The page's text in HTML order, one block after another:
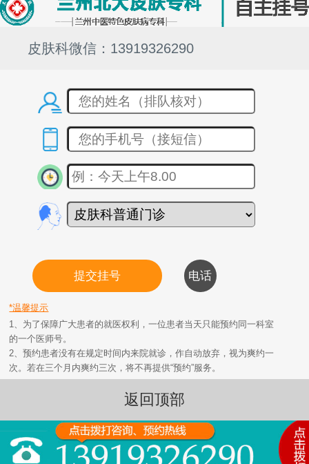
皮肤科微信：13919326290
*温馨提示
1、为了保障广大患者的就医权利，一位患者当天只能预约同一科室
的一个医师号。
2、预约患者没有在规定时间内来院就诊，作自动放弃，视为爽约一
次。若在三个月内爽约三次，将不再提供“预约”服务。
返回顶部